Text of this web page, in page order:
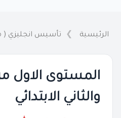
الرئيسية تأسيس انجليزي (
المستوى الاول
والثاني الابتدائي